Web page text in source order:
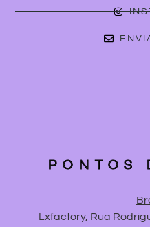
PONTOS
Lxfactory, Rua